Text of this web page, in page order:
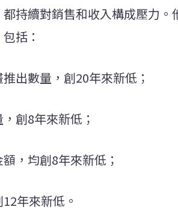
持續對銷售和收入構成壓力
括：
出數量，創20年來新低；
創8年來新低；
，均創8年來新低；
年來新低。